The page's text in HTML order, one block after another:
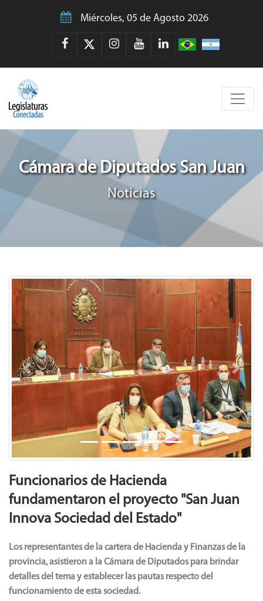
Miércoles, 05 de Agosto 2026
Cámara de Diputados San Juan
Noticias
Previous Next
Funcionarios de Hacienda
fundamentaron el proyecto "San Juan
Innova Sociedad del Estado"
Los representantes de la cartera de Hacienda y Finanzas de la
provincia, asistieron a la Cámara de Diputados para brindar
detalles del tema y establecer las pautas respecto del
funcionamiento de esta sociedad.